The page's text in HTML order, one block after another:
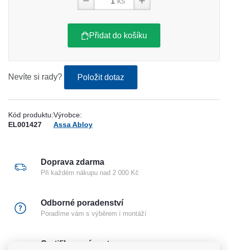
Přidat do košíku
Nevíte si rady? Položit dotaz
Kód produktu:
EL001427
Výrobce:
Assa Abloy
Doprava zdarma
Při každém nákupu nad 2 000 Kč
Odborné poradenství
Poradíme vám s výběrem i montáží
Certifikovaný partner